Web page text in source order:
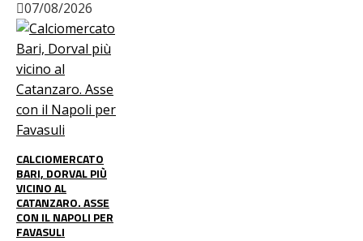
07/08/2026
CALCIOMERCATO
BARI, DORVAL PIÙ
VICINO AL
CATANZARO. ASSE
CON IL NAPOLI PER
FAVASULI